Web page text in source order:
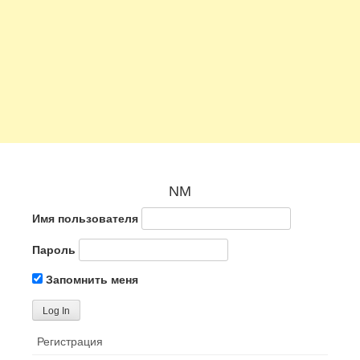
NM
Имя пользователя
Пароль
Запомнить меня
Регистрация